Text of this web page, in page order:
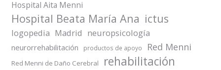
Hospital Aita Menni
Hospital Beata María Ana ictus
logopedia Madrid neuropsicología
neurorrehabilitación productos de apoyo Red Menni
Red Menni de Daño Cerebral rehabilitación